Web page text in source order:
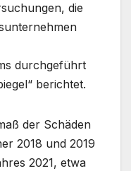
die
durchgeführt
berichtet.
der Schäden
2018 und 2019
2021, etwa